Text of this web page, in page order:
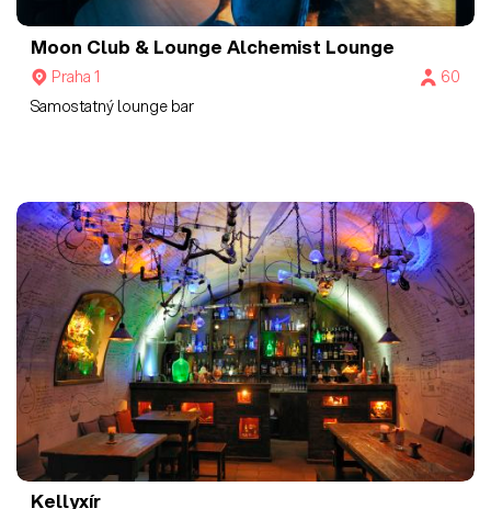
Moon Club & Lounge Alchemist Lounge
Praha 1
60
Samostatný lounge bar
Kellyxír